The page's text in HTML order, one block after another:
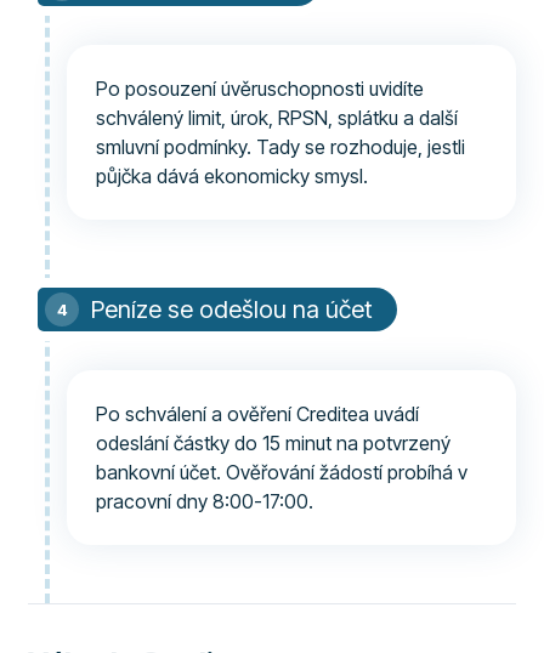
Po posouzení úvěruschopnosti uvidíte
schválený limit, úrok, RPSN, splátku a další
smluvní podmínky. Tady se rozhoduje, jestli
půjčka dává ekonomicky smysl.
Peníze se odešlou na účet
Po schválení a ověření Creditea uvádí
odeslání částky do 15 minut na potvrzený
bankovní účet. Ověřování žádostí probíhá v
pracovní dny 8:00-17:00.